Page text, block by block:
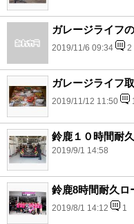
ガレージライフ
2019/11/6 09:34 2
ガレージライフ
2019/11/12 11:50
鈴鹿１０時間耐
2019/9/1 14:58
鈴鹿8時間耐久ロ
2019/8/1 14:12 1